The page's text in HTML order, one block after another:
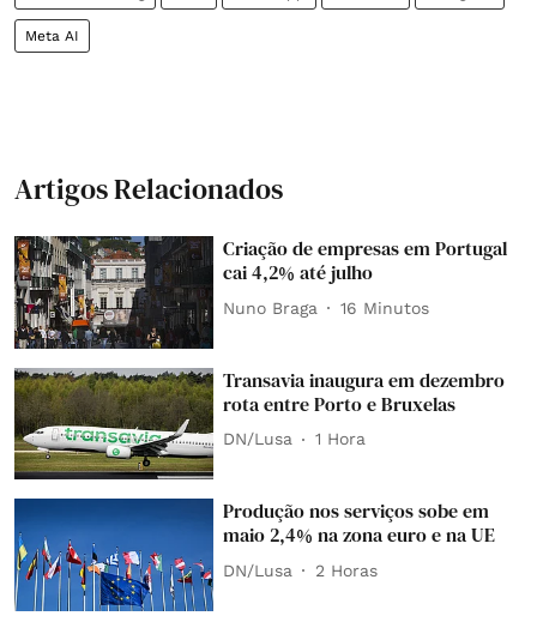
Meta AI
Artigos Relacionados
Criação de empresas em Portugal
cai 4,2% até julho
Nuno Braga 16 Minutos
Transavia inaugura em dezembro
rota entre Porto e Bruxelas
DN/Lusa 1 Hora
Produção nos serviços sobe em
maio 2,4% na zona euro e na UE
DN/Lusa 2 Horas